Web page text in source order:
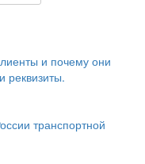
и почему они
реквизиты.
транспортной